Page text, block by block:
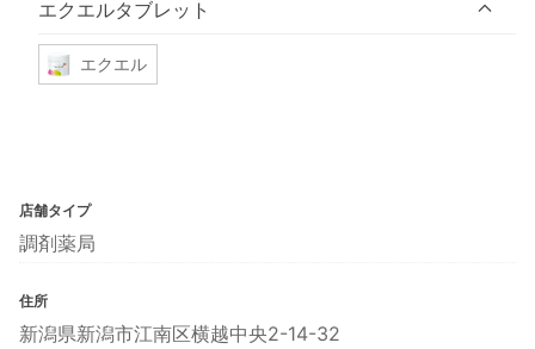
エクエルタブレット
エクエル
店舗タイプ
調剤薬局
住所
新潟県新潟市江南区横越中央2-14-32